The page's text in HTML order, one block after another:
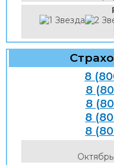
8
8
8
8
8